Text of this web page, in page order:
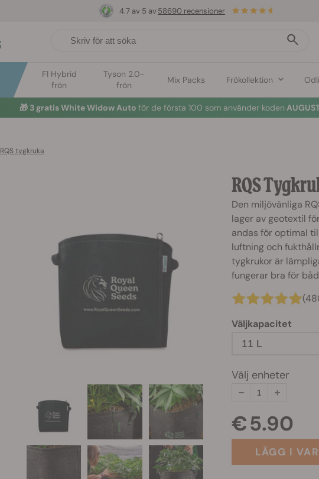
F1 Hybrid
frön
Tyson 2.0-
frön
Mix Packs Frökollektion
4.7 av 5 av 58690 recensioner
🎁 3 gratis White Widow Auto för de första 100 som använder koden
RQS tygkruka
RQS
Den miljövänliga
lager av geotextil
andas för optimal
luftning och
tygkrukor är
fungerar bra för
Väljkapacitet
11 L
Välj enheter
€ 5.90
LÄGG I